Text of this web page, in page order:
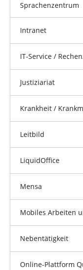
Sprachenzentrum
Intranet
IT-Service /
Justiziariat
Krankheit /
Leitbild
LiquidOffice
Mensa
Mobiles Arbeiten
Nebentätigkeit
Online-Plattform